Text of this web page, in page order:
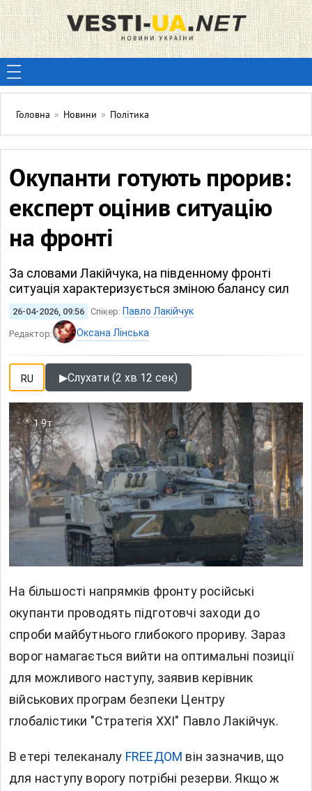
Головна » Новини » Політика
Окупанти готують прорив:
експерт оцінив ситуацію
на фронті
За словами Лакійчука, на південному фронті
ситуація характеризується зміною балансу сил
26-04-2026, 09:56 Спікер: Павло Лакійчук
Редактор: Оксана Лінська
RU ▶Слухати (2 хв 12 сек)
1.9т
На більшості напрямків фронту російські
окупанти проводять підготовчі заходи до
спроби майбутнього глибокого прориву. Зараз
ворог намагається вийти на оптимальні позиції
для можливого наступу, заявив керівник
військових програм безпеки Центру
глобалістики "Стратегія XXI" Павло Лакійчук.
В етері телеканалу FREEДОМ він зазначив, що
для наступу ворогу потрібні резерви. Якщо ж